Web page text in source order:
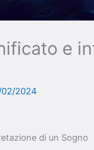
e
2024
di un Sogno